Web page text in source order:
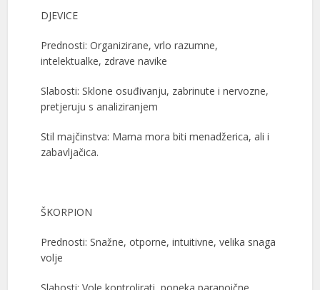
DJEVICE
Prednosti: Organizirane, vrlo razumne,
intelektualke, zdrave navike
Slabosti: Sklone osuđivanju, zabrinute i nervozne,
pretjeruju s analiziranjem
Stil majčinstva: Mama mora biti menadžerica, ali i
zabavljačica.
ŠKORPION
Prednosti: Snažne, otporne, intuitivne, velika snaga
volje